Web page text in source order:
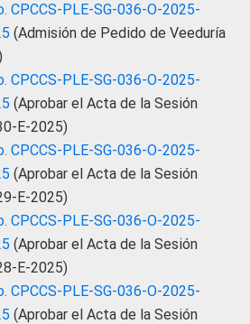
CPCCS-PLE-SG-036-O-2025-
(Admisión de Pedido de Veeduría
CPCCS-PLE-SG-036-O-2025-
(Aprobar el Acta de la Sesión
E-2025)
CPCCS-PLE-SG-036-O-2025-
(Aprobar el Acta de la Sesión
E-2025)
CPCCS-PLE-SG-036-O-2025-
(Aprobar el Acta de la Sesión
E-2025)
CPCCS-PLE-SG-036-O-2025-
(Aprobar el Acta de la Sesión